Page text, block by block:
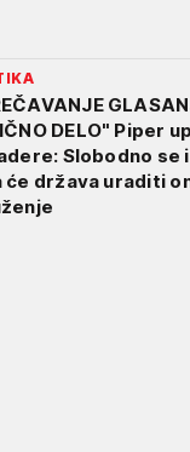
DELO" Piper
Slobodno se
će država uraditi